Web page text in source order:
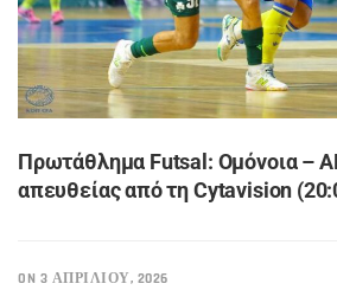
Πρωτάθλημα Futsal: Ομόνοια –
απευθείας από τη Cytavision
ON 3 ΑΠΡΙΛΊΟΥ, 2026